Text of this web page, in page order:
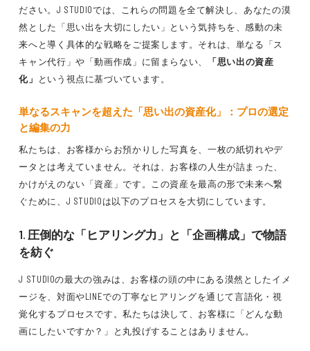
ださい。J STUDIOでは、これらの問題を全て解決し、あなたの漠
然とした「思い出を大切にしたい」という気持ちを、感動の未
来へと導く具体的な戦略をご提案します。それは、単なる「ス
キャン代行」や「動画作成」に留まらない、
「思い出の資産
化」
という視点に基づいています。
単なるスキャンを超えた「思い出の資産化」：プロの選定
と編集の力
私たちは、お客様からお預かりした写真を、一枚の紙切れやデ
ータとは考えていません。それは、お客様の人生が詰まった、
かけがえのない「資産」です。この資産を最高の形で未来へ繋
ぐために、J STUDIOは以下のプロセスを大切にしています。
1. 圧倒的な「ヒアリング力」と「企画構成」で物語
を紡ぐ
J STUDIOの最大の強みは、お客様の頭の中にある漠然としたイメ
ージを、対面やLINEでの丁寧なヒアリングを通じて言語化・視
覚化するプロセスです。私たちは決して、お客様に「どんな動
画にしたいですか？」と丸投げすることはありません。